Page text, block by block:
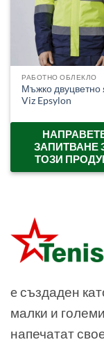
РАБОТНО ОБЛЕКЛО
Мъжко двуцветно
Viz Epsylon
ЗАПИТВАНЕ
ТОЗИ
e създаден
малки и
напечатат